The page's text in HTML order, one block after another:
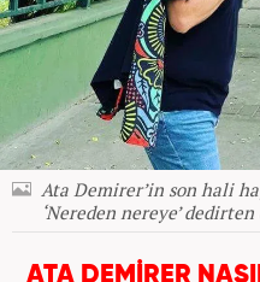
Ata Demirer’in son hali
‘Nereden nereye’
ATA DEMİRER